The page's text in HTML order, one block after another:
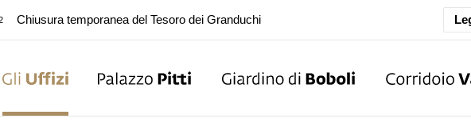
Palazzo Pitti. Temporanea chiusura della Sala dell'Iliade